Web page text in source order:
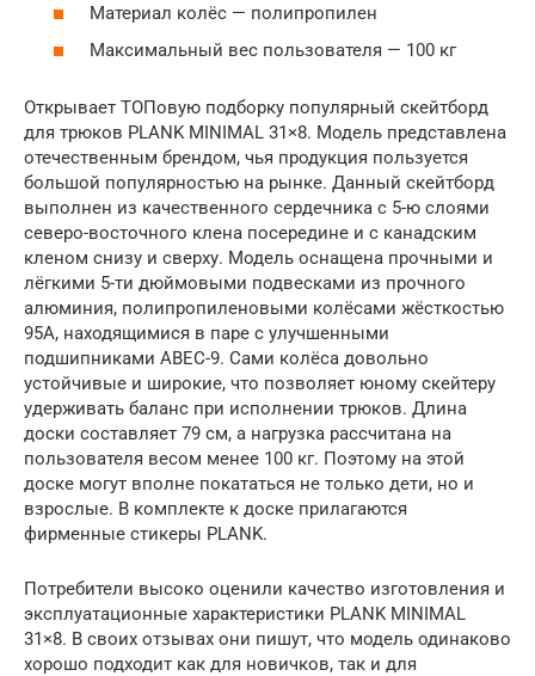
Материал колёс — полипропилен
Максимальный вес пользователя — 100 кг
Открывает ТОПовую подборку популярный скейтборд
для трюков PLANK MINIMAL 31×8. Модель представлена
отечественным брендом, чья продукция пользуется
большой популярностью на рынке. Данный скейтборд
выполнен из качественного сердечника с 5-ю слоями
северо-восточного клена посередине и с канадским
кленом снизу и сверху. Модель оснащена прочными и
лёгкими 5-ти дюймовыми подвесками из прочного
алюминия, полипропиленовыми колёсами жёсткостью
95А, находящимися в паре с улучшенными
подшипниками ABEC-9. Сами колёса довольно
устойчивые и широкие, что позволяет юному скейтеру
удерживать баланс при исполнении трюков. Длина
доски составляет 79 см, а нагрузка рассчитана на
пользователя весом менее 100 кг. Поэтому на этой
доске могут вполне покататься не только дети, но и
взрослые. В комплекте к доске прилагаются
фирменные стикеры PLANK.
Потребители высоко оценили качество изготовления и
эксплуатационные характеристики PLANK MINIMAL
31×8. В своих отзывах они пишут, что модель одинаково
хорошо подходит как для новичков, так и для